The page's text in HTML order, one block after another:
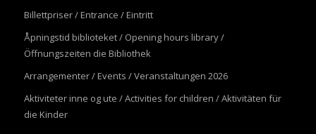
Billettpriser / Entrance / Eintritt
Åpningstid biblioteket / Opening hours library /
Öffnungszeiten die Bibliothek
Arrangementer / Events / Veranstaltungen 2026
Aktiviteter inne og ute / Activities for children / Aktivitäten für
die Kinder